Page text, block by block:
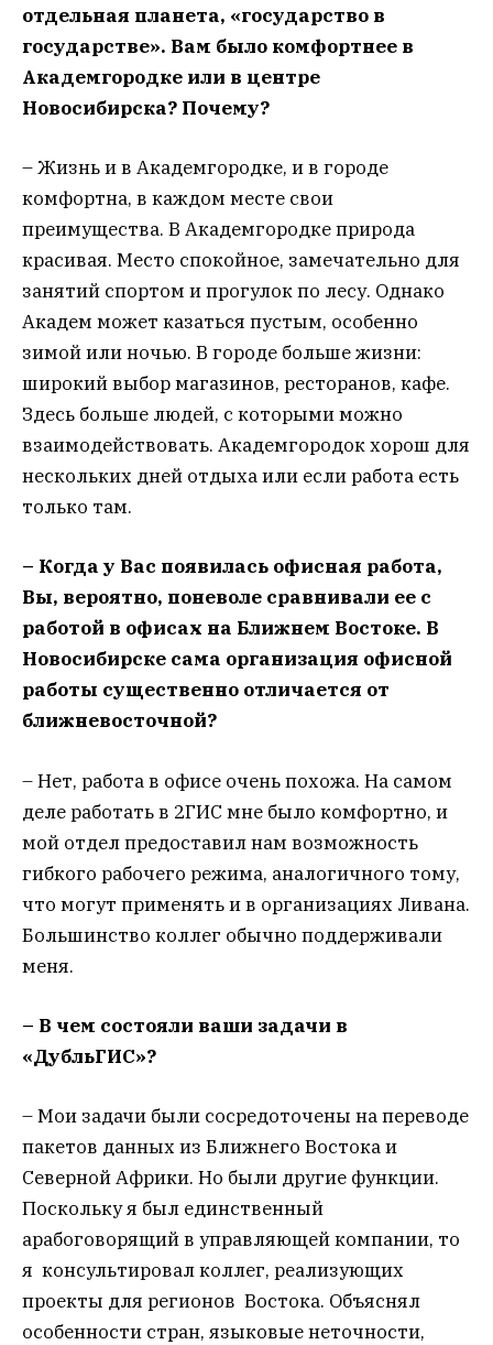
отдельная планета, «государство в
государстве». Вам было комфортнее в
Академгородке или в центре
Новосибирска? Почему?
– Жизнь и в Академгородке, и в городе
комфортна, в каждом месте свои
преимущества. В Академгородке природа
красивая. Место спокойное, замечательно для
занятий спортом и прогулок по лесу. Однако
Академ может казаться пустым, особенно
зимой или ночью. В городе больше жизни:
широкий выбор магазинов, ресторанов, кафе.
Здесь больше людей, с которыми можно
взаимодействовать. Академгородок хорош для
нескольких дней отдыха или если работа есть
только там.
– Когда у Вас появилась офисная работа,
Вы, вероятно, поневоле сравнивали ее с
работой в офисах на Ближнем Востоке. В
Новосибирске сама организация офисной
работы существенно отличается от
ближневосточной?
– Нет, работа в офисе очень похожа. На самом
деле работать в 2ГИС мне было комфортно, и
мой отдел предоставил нам возможность
гибкого рабочего режима, аналогичного тому,
что могут применять и в организациях Ливана.
Большинство коллег обычно поддерживали
меня.
– В чем состояли ваши задачи в
«ДубльГИС»?
– Мои задачи были сосредоточены на переводе
пакетов данных из Ближнего Востока и
Северной Африки. Но были другие функции.
Поскольку я был единственный
арабоговорящий в управляющей компании, то
я консультировал коллег, реализующих
проекты для регионов Востока. Объяснял
особенности стран, языковые неточности,